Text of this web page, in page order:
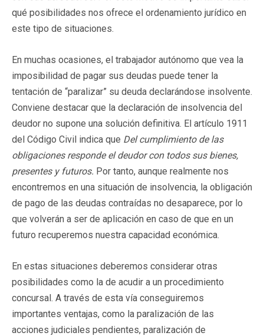
qué posibilidades nos ofrece el ordenamiento jurídico en
este tipo de situaciones.
En muchas ocasiones, el trabajador autónomo que vea la
imposibilidad de pagar sus deudas puede tener la
tentación de “paralizar” su deuda declarándose insolvente.
Conviene destacar que la declaración de insolvencia del
deudor no supone una solución definitiva. El artículo 1911
del Código Civil indica que Del cumplimiento de las
obligaciones responde el deudor con todos sus bienes,
presentes y futuros. Por tanto, aunque realmente nos
encontremos en una situación de insolvencia, la obligación
de pago de las deudas contraídas no desaparece, por lo
que volverán a ser de aplicación en caso de que en un
futuro recuperemos nuestra capacidad económica.
En estas situaciones deberemos considerar otras
posibilidades como la de acudir a un procedimiento
concursal. A través de esta vía conseguiremos
importantes ventajas, como la paralización de las
acciones judiciales pendientes, paralización de